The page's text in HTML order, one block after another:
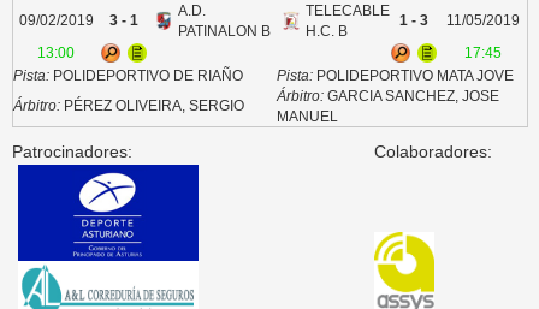
09/02/2019
3 - 1
A.D.
PATINALON B
TELECABLE
H.C. B
1 - 3 11/05/2019
13:00
17:45
Pista:POLIDEPORTIVO DE RIAÑO Pista:POLIDEPORTIVO MATA JOVE
Árbitro:PÉREZ OLIVEIRA, SERGIO
Árbitro:GARCIA SANCHEZ, JOSE
MANUEL
Patrocinadores: Colaboradores: